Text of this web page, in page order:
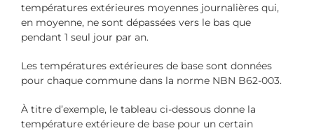
températures extérieures moyennes journalières qui,
en moyenne, ne sont dépassées vers le bas que
pendant 1 seul jour par an.
Les températures extérieures de base sont données
pour chaque commune dans la norme NBN B62-003.
À titre d’exemple, le tableau ci-dessous donne la
température extérieure de base pour un certain